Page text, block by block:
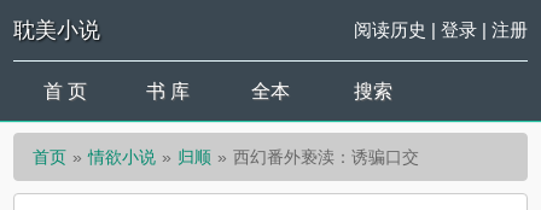
耽美小说 阅读历史 | 登录| 注册
首 页 书 库 全本 搜索
首页 情欲小说 归顺 西幻番外亵渎：诱骗口交